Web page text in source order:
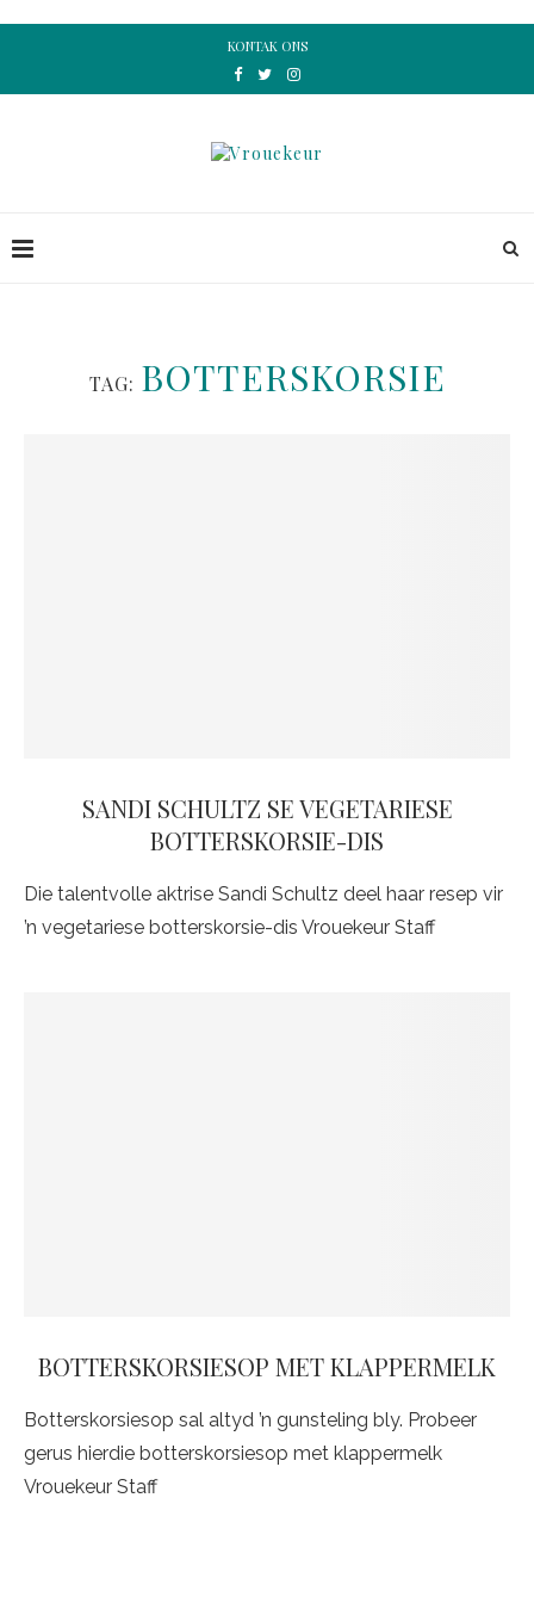
KONTAK ONS
TAG: BOTTERSKORSIE
SANDI SCHULTZ SE VEGETARIESE
BOTTERSKORSIE-DIS
Die talentvolle aktrise Sandi Schultz deel haar resep vir
’n vegetariese botterskorsie-dis Vrouekeur Staff
BOTTERSKORSIESOP MET KLAPPERMELK
Botterskorsiesop sal altyd ’n gunsteling bly. Probeer
gerus hierdie botterskorsiesop met klappermelk
Vrouekeur Staff